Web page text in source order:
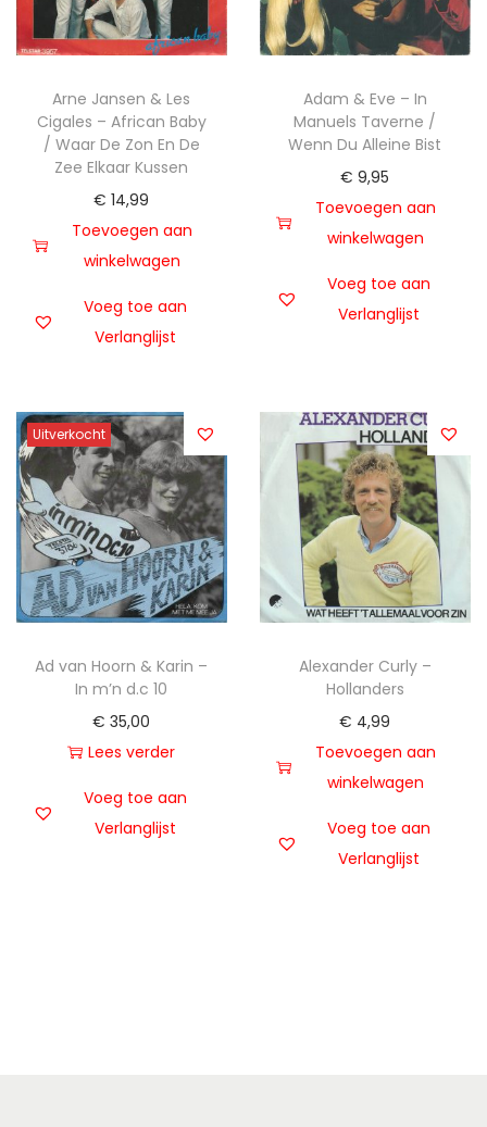
Arne Jansen & Les
Cigales – African Baby
/ Waar De Zon En De
Zee Elkaar Kussen
€ 14,99
Toevoegen aan
winkelwagen
Voeg toe aan
Verlanglijst
Adam & Eve – In
Manuels Taverne /
Wenn Du Alleine Bist
€ 9,95
Toevoegen aan
winkelwagen
Voeg toe aan
Verlanglijst
Uitverkocht
Ad van Hoorn & Karin –
In m’n d.c 10
€ 35,00
Lees verder
Voeg toe aan
Verlanglijst
Alexander Curly –
Hollanders
€ 4,99
Toevoegen aan
winkelwagen
Voeg toe aan
Verlanglijst